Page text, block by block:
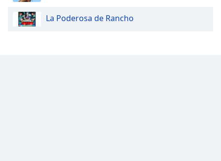
La Poderosa de Rancho